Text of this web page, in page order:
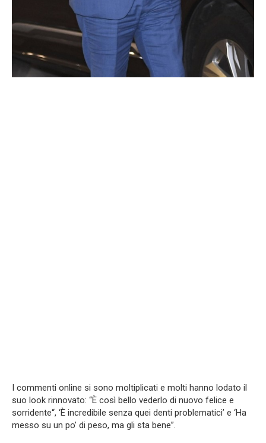
I commenti online si sono moltiplicati e molti hanno lodato il
suo look rinnovato: “È così bello vederlo di nuovo felice e
sorridente“, ‘È incredibile senza quei denti problematici’ e ‘Ha
messo su un po’ di peso, ma gli sta bene”.